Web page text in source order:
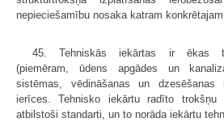
nepieciešamību nosaka katram
45. Tehniskās iekārtas ir ēkas
(piemēram, ūdens apgādes un
sistēmas, vēdināšanas un
ierīces. Tehnisko iekārtu radīto trokšņu
atbilstoši standarti, un to norāda iekārtu